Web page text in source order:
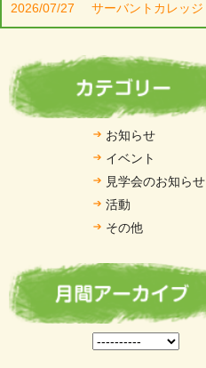
2026/07/27 サーバントカレッジ
お知らせ
イベント
見学会のお知らせ
活動
その他